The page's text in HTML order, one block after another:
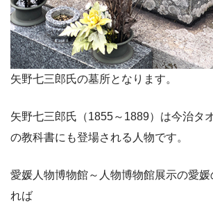
矢野七三郎氏の墓所となります。
矢野七三郎氏（1855～1889）は今治タ
の教科書にも登場される人物です。
愛媛人物博物館～人物博物館展示の愛媛
れば